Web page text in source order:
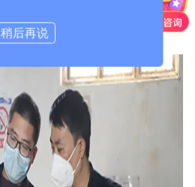
02技术的温度
稍后再说